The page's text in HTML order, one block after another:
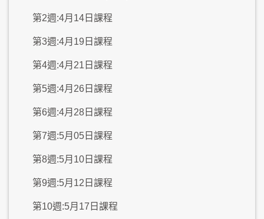
第2週:4月14日課程
第3週:4月19日課程
第4週:4月21日課程
第5週:4月26日課程
第6週:4月28日課程
第7週:5月05日課程
第8週:5月10日課程
第9週:5月12日課程
第10週:5月17日課程